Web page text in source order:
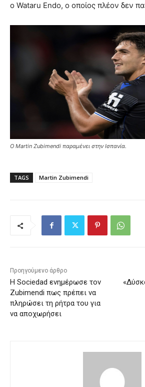
ο Wataru Endo, ο οποίος πλέον δεν
Ο Martin Zubimendi παραμένει στην Ισπανία.
TAGS Martin Zubimendi
Προηγούμενο άρθρο
Η Sociedad ενημέρωσε τον
Zubimendi πως πρέπει να
πληρώσει τη ρήτρα του για
να αποχωρήσει